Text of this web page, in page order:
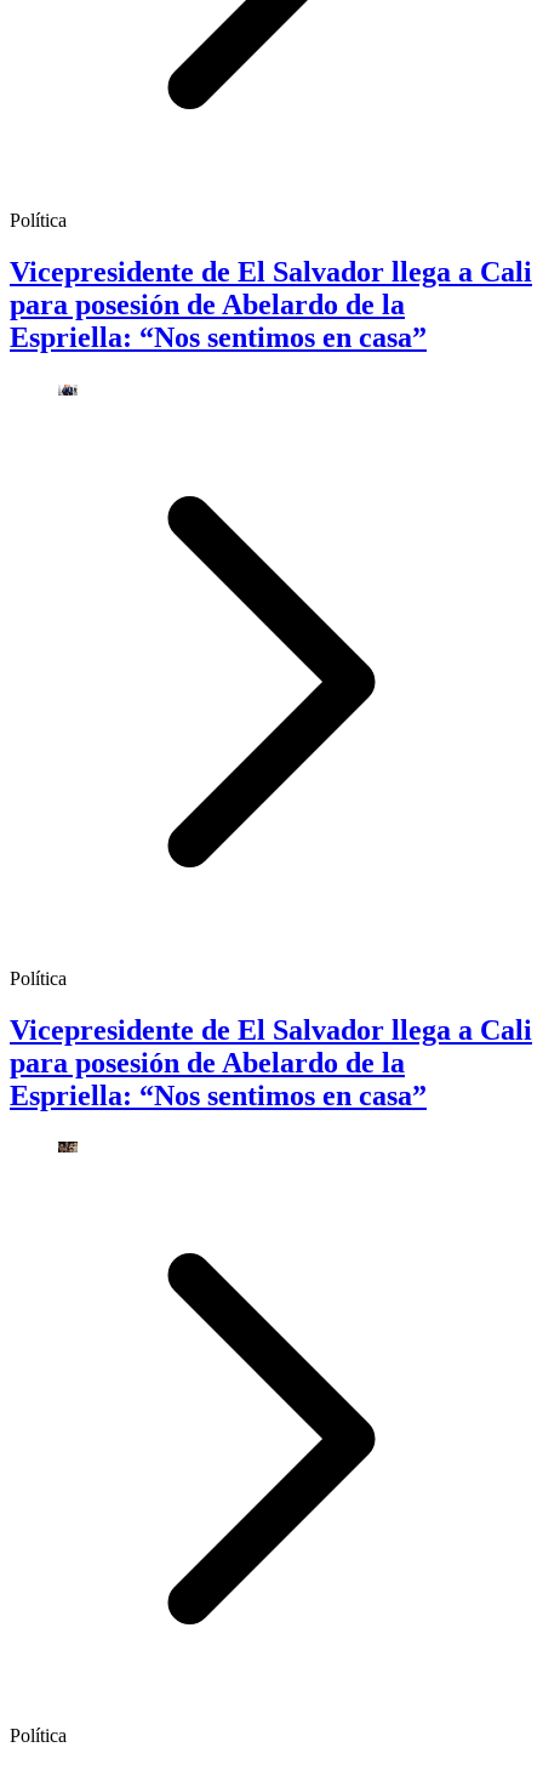
Política
Vicepresidente de El Salvador llega a Cali
para posesión de Abelardo de la
Espriella: “Nos sentimos en casa”
Política
Vicepresidente de El Salvador llega a Cali
para posesión de Abelardo de la
Espriella: “Nos sentimos en casa”
Política